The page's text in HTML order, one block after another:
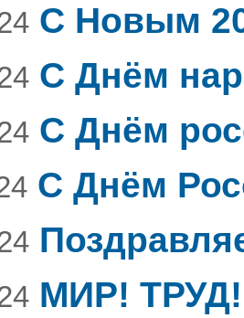
С Новым
С Днём
С Днём
С Днём
МИР!